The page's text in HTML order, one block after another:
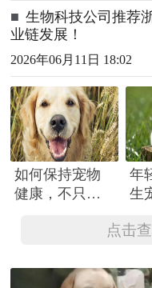
■ 生物科技公司推荐
业链发展！
2026年06月11日 18:02
如何保持宠物
健康，不只是
年
生
待
点击